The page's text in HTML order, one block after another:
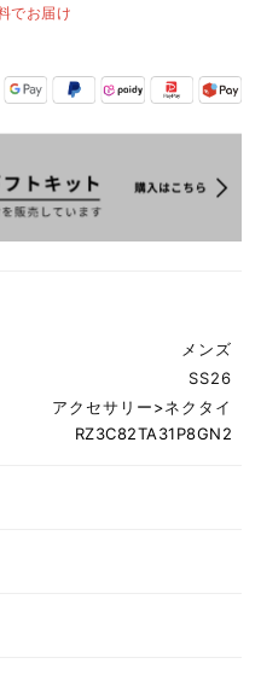
でお届け
メンズ
SS26
アクセサリー>ネクタイ
RZ3C82TA31P8GN2